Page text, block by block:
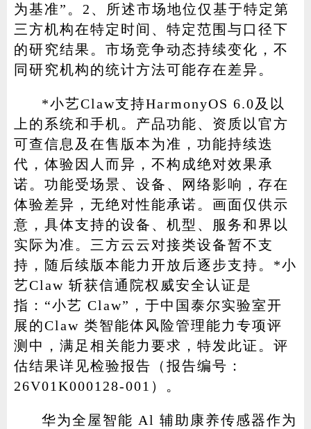
为基准”。2、所述市场地位仅基于特定第
三方机构在特定时间、特定范围与口径下
的研究结果。市场竞争动态持续变化，不
同研究机构的统计方法可能存在差异。
*小艺Claw支持HarmonyOS 6.0及以
上的系统和手机。产品功能、资质以官方
可查信息及在售版本为准，功能持续迭
代，体验因人而异，不构成绝对效果承
诺。功能受场景、设备、网络影响，存在
体验差异，无绝对性能承诺。画面仅供示
意，具体支持的设备、机型、服务和界以
实际为准。三方云云对接类设备暂不支
持，随后续版本能力开放后逐步支持。*小
艺Claw 斩获信通院权威安全认证是
指：“小艺 Claw”，于中国泰尔实验室开
展的Claw 类智能体风险管理能力专项评
测中，满足相关能力要求，特发此证。评
估结果详见检验报告（报告编号：
26V01K000128-001）。
华为全屋智能 Al 辅助康养传感器作为